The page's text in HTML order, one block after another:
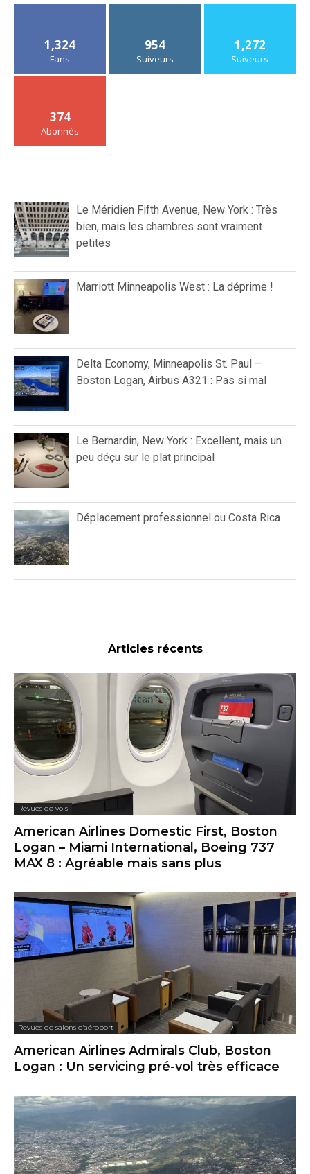
1,324
Fans
954
Suiveurs
1,272
Suiveurs
374
Abonnés
Le Méridien Fifth Avenue, New York : Très
bien, mais les chambres sont vraiment
petites
Marriott Minneapolis West : La déprime !
Delta Economy, Minneapolis St. Paul –
Boston Logan, Airbus A321 : Pas si mal
Le Bernardin, New York : Excellent, mais un
peu déçu sur le plat principal
Déplacement professionnel ou Costa Rica
Articles récents
Revues de vols
American Airlines Domestic First, Boston
Logan – Miami International, Boeing 737
MAX 8 : Agréable mais sans plus
Revues de salons d'aéroport
American Airlines Admirals Club, Boston
Logan : Un servicing pré-vol très efficace